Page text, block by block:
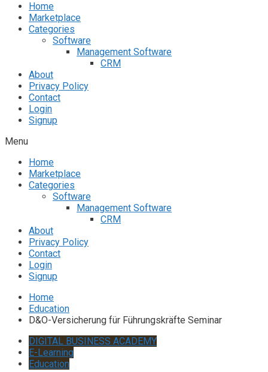
Home
Marketplace
Categories
Software
Management Software
CRM
About
Privacy Policy
Contact
Login
Signup
Menu
Home
Marketplace
Categories
Software
Management Software
CRM
About
Privacy Policy
Contact
Login
Signup
Home
Education
D&O-Versicherung für Führungskräfte Seminar
DIGITAL BUSINESS ACADEMY
E-Learning
Education